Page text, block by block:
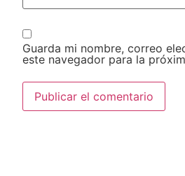
Guarda mi nombre, correo
este navegador para la